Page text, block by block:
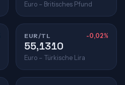
Euro – Britisches Pfund
EUR/TL -0,02%
55,1310
Euro – Türkische Lira